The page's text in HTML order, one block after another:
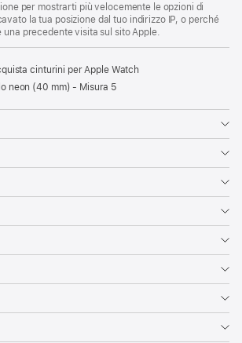
per mostrarti più velocemente le opzioni di
la tua posizione dal tuo indirizzo IP, o perché
una precedente visita sul sito Apple.
cinturini per Apple Watch
neon (40 mm) - Misura 5